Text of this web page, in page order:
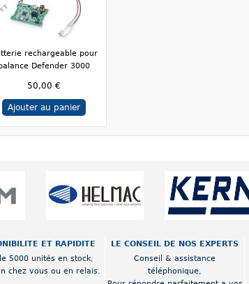
rechargeable pour
balance Defender 3000
50,00 €
Ajouter au panier
ET RAPIDITE
5000 unités en stock,
chez vous ou en relais.
LE CONSEIL DE NOS EXPERTS
Conseil & assistance
téléphonique,